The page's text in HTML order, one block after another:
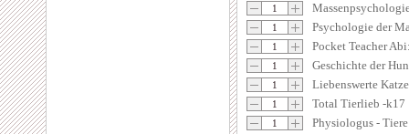
Psychologie der
Pocket Teacher
Geschichte der
Liebenswerte
Total Tierlieb -k17
Physiologus -